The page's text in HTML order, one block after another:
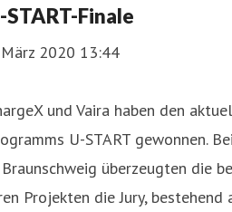
START-Finale
2020 13:44
und Vaira haben den
U-START gewonnen.
überzeugten die
Projekten die Jury, bestehend